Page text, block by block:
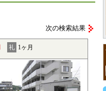
次の検索結果
礼 1ヶ月